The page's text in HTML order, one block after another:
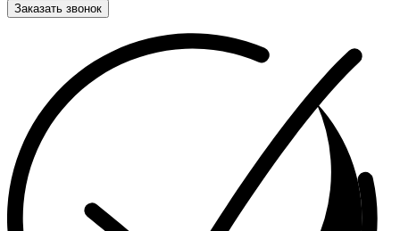
Заказать звонок